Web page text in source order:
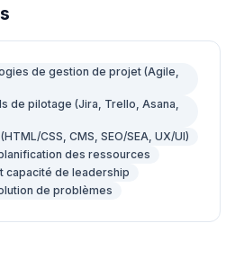
de gestion de projet (Agile,
de pilotage (Jira, Trello, Asana,
CSS, CMS, SEO/SEA, UX/UI)
des ressources
capacité de leadership
de problèmes